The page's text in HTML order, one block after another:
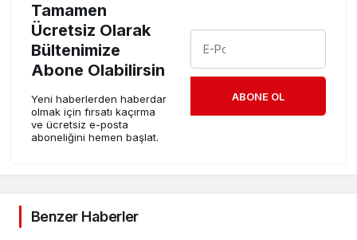
Tamamen
Ücretsiz Olarak
Bültenimize
Abone Olabilirsin
Yeni haberlerden haberdar
olmak için fırsatı kaçırma
ve ücretsiz e-posta
aboneliğini hemen başlat.
ABONE OL
Benzer Haberler